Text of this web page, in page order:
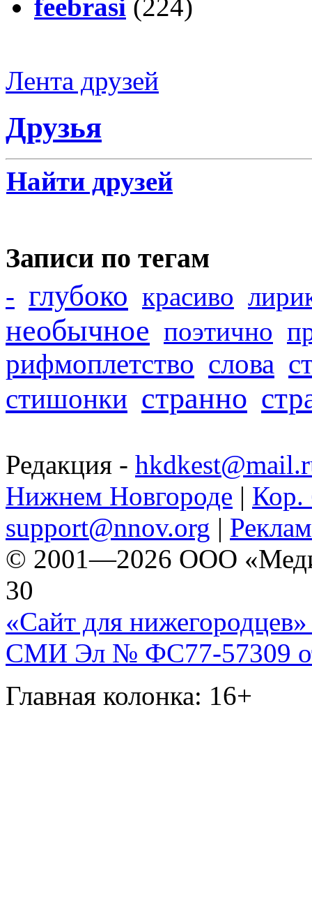
feebrasi (224)
Лента друзей
Друзья
Найти друзей
Записи по тегам
- глубоко красиво
необычное поэтично
рифмоплетство слова
стишонки странно
Редакция -
Нижнем Новгороде | Кор.
support@nnov.org |
© 2001—2026 ООО
30
«Сайт для нижегородцев»
СМИ Эл № ФС77-57309
Главная колонка: 16+